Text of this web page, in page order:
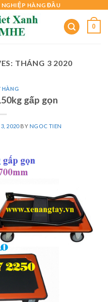
NGHIỆP HÀNG ĐẦU
0
THÁNG 3 2020
HÀNG
gấp gọn
2020BY NGOC TIEN